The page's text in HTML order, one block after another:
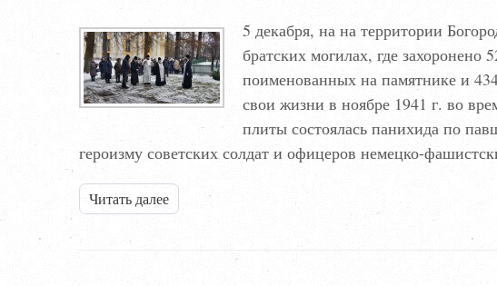
5 декабря, на на территории
братских могилах, где захоронено
поимено­ванных на памятнике и
свои жизни в ноябре 1941 г. во
плиты состоялась панихида по
героизму советских солдат и офицеров немецко-
Читать далее